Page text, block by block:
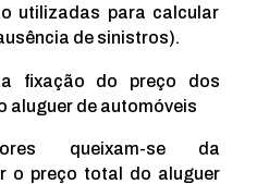
utilizadas para calcular
de sinistros).
fixação do preço dos
aluguer de automóveis
queixam-se da
o preço total do aluguer